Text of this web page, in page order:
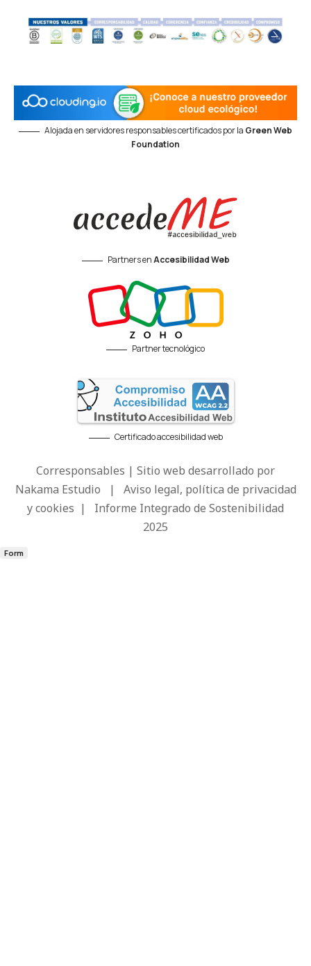
Alojada en servidores responsables certificados por la Green Web
Foundation
Partners enAccesibilidad Web
Partner tecnológico
Certificado accesibilidad web
Corresponsables | Sitio web desarrollado por
Nakama Estudio | Aviso legal, política de privacidad
y cookies | Informe Integrado de Sostenibilidad
2025
Form